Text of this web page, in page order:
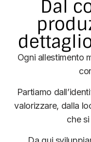
Dal
Ogni allestimento
Partiamo
valorizzare, dalla
che